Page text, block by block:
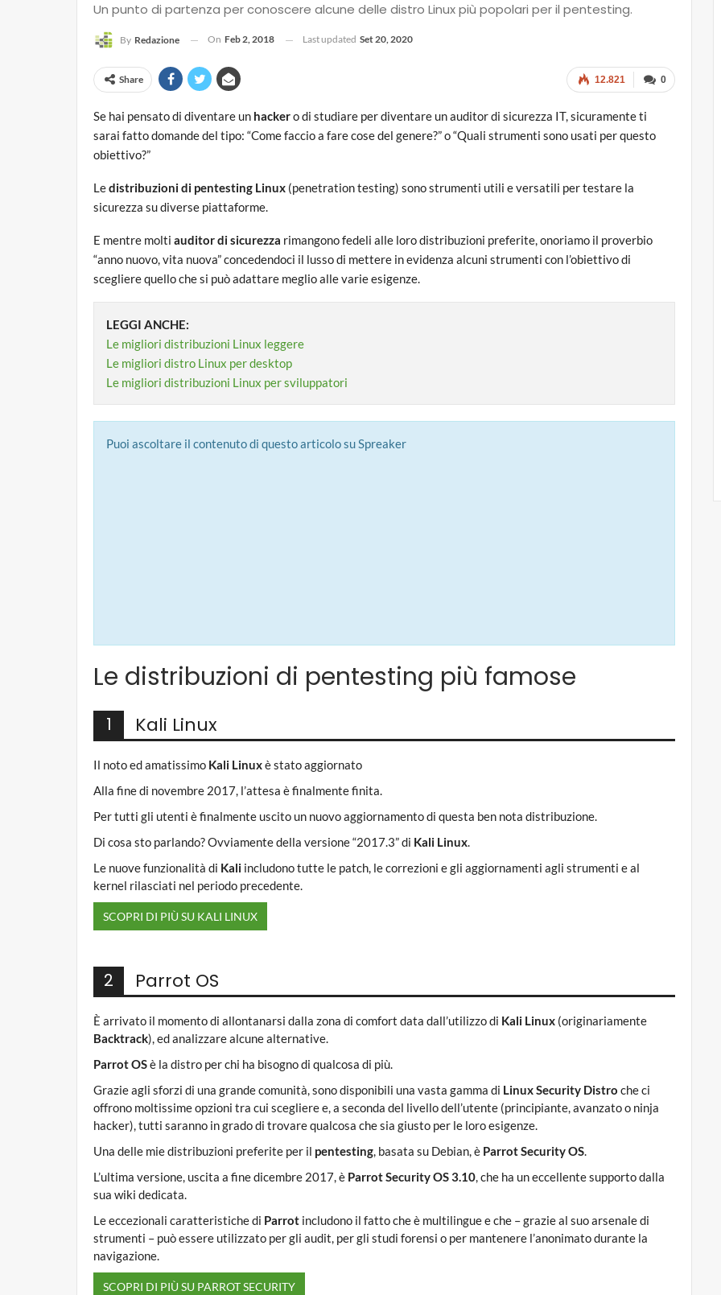
Un punto di partenza per conoscere alcune delle distro Linux più popolari per il pentesting.
By Redazione On Feb 2, 2018 Last updated Set 20, 2020
0
12.821
Share
Se hai pensato di diventare un hackero di studiare per diventare un auditor di sicurezza IT, sicuramente ti
sarai fatto domande del tipo: “Come faccio a fare cose del genere?” o “Quali strumenti sono usati per questo
obiettivo?”
Ledistribuzioni di pentesting Linux (penetration testing) sono strumenti utili e versatili per testare la
sicurezza su diverse piattaforme.
E mentre molti auditor di sicurezza rimangono fedeli alle loro distribuzioni preferite, onoriamo il proverbio
“anno nuovo, vita nuova” concedendoci il lusso di mettere in evidenza alcuni strumenti con l’obiettivo di
scegliere quello che si può adattare meglio alle varie esigenze.
LEGGI ANCHE:
Le migliori distribuzioni Linux leggere
Le migliori distro Linux per desktop
Le migliori distribuzioni Linux per sviluppatori
Puoi ascoltare il contenuto di questo articolo su Spreaker
Le distribuzioni di pentesting più famose
1 Kali Linux
Il noto ed amatissimo Kali Linuxè stato aggiornato
Alla fine di novembre 2017, l’attesa è finalmente finita.
Per tutti gli utenti è finalmente uscito un nuovo aggiornamento di questa ben nota distribuzione.
Di cosa sto parlando? Ovviamente della versione “2017.3” di Kali Linux.
Le nuove funzionalità di Kali includono tutte le patch, le correzioni e gli aggiornamenti agli strumenti e al
kernel rilasciati nel periodo precedente.
SCOPRI DI PIÙ SU KALI LINUX
2 Parrot OS
È arrivato il momento di allontanarsi dalla zona di comfort data dall’utilizzo di Kali Linux (originariamente
Backtrack), ed analizzare alcune alternative.
Parrot OSè la distro per chi ha bisogno di qualcosa di più.
Grazie agli sforzi di una grande comunità, sono disponibili una vasta gamma di Linux Security Distro che ci
offrono moltissime opzioni tra cui scegliere e, a seconda del livello dell’utente (principiante, avanzato o ninja
hacker), tutti saranno in grado di trovare qualcosa che sia giusto per le loro esigenze.
Una delle mie distribuzioni preferite per il pentesting, basata su Debian, è Parrot Security OS.
L’ultima versione, uscita a fine dicembre 2017, è Parrot Security OS 3.10, che ha un eccellente supporto dalla
sua wiki dedicata.
Le eccezionali caratteristiche di Parrot includono il fatto che è multilingue e che – grazie al suo arsenale di
strumenti – può essere utilizzato per gli audit, per gli studi forensi o per mantenere l’anonimato durante la
navigazione.
SCOPRI DI PIÙ SU PARROT SECURITY